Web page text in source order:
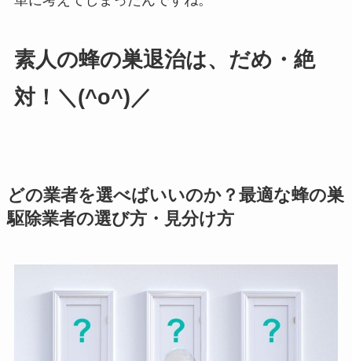
素人の蜂の巣退治は、だめ・絶
対！＼(^o^)／
どの業者を選べばいいのか？最適な蜂の巣
駆除業者の選び方・見分け方